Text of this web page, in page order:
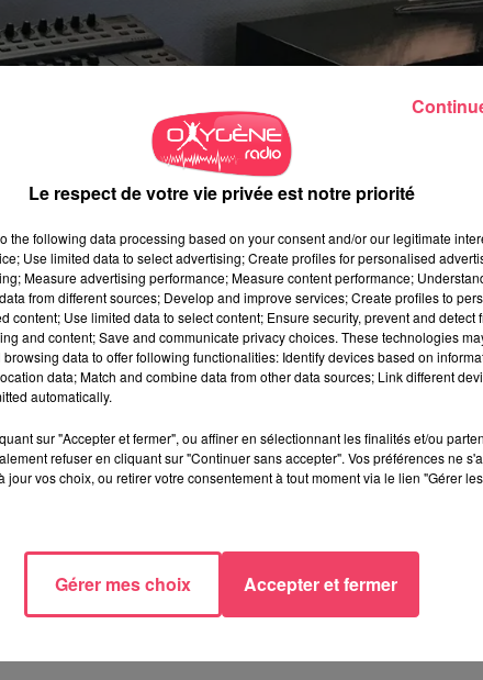
officiel, la chaîne Angers Télé passe sous le giron de Main
par la holding propriétaire du club de football Angers SCO,
salariés à Nantes, Rennes, Lorient, Orléans et Paris,
et média.
par l'intermédiaire de la filiale MEDIA7.
Le respect de votre vie privée est notre priorité
the following data processing based on your consent and/or our legitimate
Use limited data to select advertising; Create profiles for personalised
Measure advertising performance; Measure content performance;
from different sources; Develop and improve services; Create profiles to
content; Use limited data to select content; Ensure security, prevent and detect
and content; Save and communicate privacy choices. These technologies
data to offer following functionalities: Identify devices based on
data; Match and combine data from other data sources; Link different
automatically.
sur "Accepter et fermer", ou affiner en sélectionnant les finalités et/ou
refuser en cliquant sur "Continuer sans accepter". Vos préférences ne
jour vos choix, ou retirer votre consentement à tout moment via le lien "Gérer
Gérer mes choix Accepter et fermer